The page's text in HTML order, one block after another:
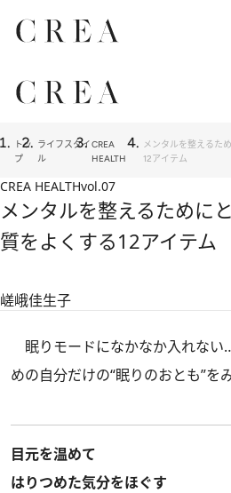
トッ
プ
ライフスタイ
ル
CREA
HEALTH
メンタルを整えるた
12アイテム
CREA HEALTHvol.07
メンタルを整えるために
質をよくする12アイテム
嵯峨佳生子
眠りモードになかなか入れな
めの自分だけの“眠りのおとも”を
目元を温めて
はりつめた気分をほぐす